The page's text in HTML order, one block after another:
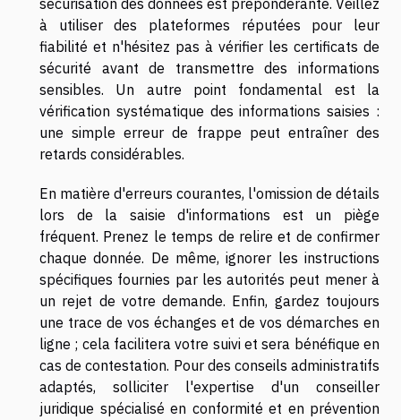
sécurisation des données est prépondérante. Veillez
à utiliser des plateformes réputées pour leur
fiabilité et n'hésitez pas à vérifier les certificats de
sécurité avant de transmettre des informations
sensibles. Un autre point fondamental est la
vérification systématique des informations saisies :
une simple erreur de frappe peut entraîner des
retards considérables.
En matière d'erreurs courantes, l'omission de détails
lors de la saisie d'informations est un piège
fréquent. Prenez le temps de relire et de confirmer
chaque donnée. De même, ignorer les instructions
spécifiques fournies par les autorités peut mener à
un rejet de votre demande. Enfin, gardez toujours
une trace de vos échanges et de vos démarches en
ligne ; cela facilitera votre suivi et sera bénéfique en
cas de contestation. Pour des conseils administratifs
adaptés, solliciter l'expertise d'un conseiller
juridique spécialisé en conformité et en prévention